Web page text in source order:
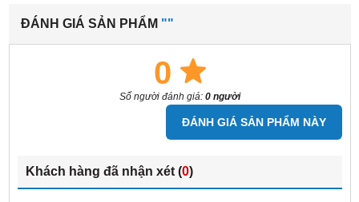
ĐÁNH GIÁ SẢN PHẨM ""
0
Số người đánh giá: 0 người
ĐÁNH GIÁ SẢN PHẨM NÀY
Khách hàng đã nhận xét (0)